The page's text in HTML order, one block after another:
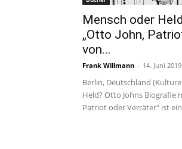
Mensch oder
„Otto John,
von...
Frank Willmann - 14. Juni 2019
Berlin, Deutschland
Held? Otto Johns Biografie
Patriot oder Verräter" ist